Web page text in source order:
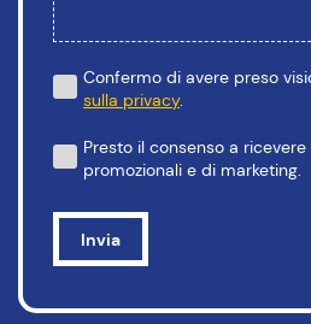
Confermo di avere preso
sulla privacy.
Presto il consenso a
promozionali e di marketing.